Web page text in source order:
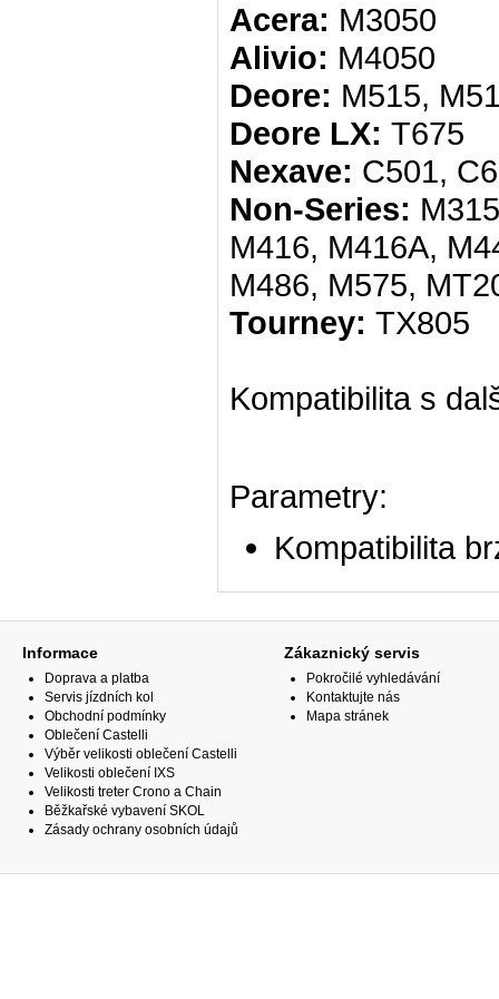
Acera: M3050
Alivio: M4050
Deore: M515,
Deore LX: T675
Nexave: C501,
Non-Series:
M416, M416A,
M486, M575,
Tourney: TX805
Kompatibilita s
Parametry:
Kompatibilita
Informace
Doprava a platba
Servis jízdních kol
Obchodní podmínky
Oblečení Castelli
Výběr velikosti oblečení Castelli
Velikosti oblečení IXS
Velikosti treter Crono a Chain
Běžkařské vybavení SKOL
Zásady ochrany osobních údajů
Zákaznický servis
Pokročilé vyhledávání
Kontaktujte nás
Mapa stránek